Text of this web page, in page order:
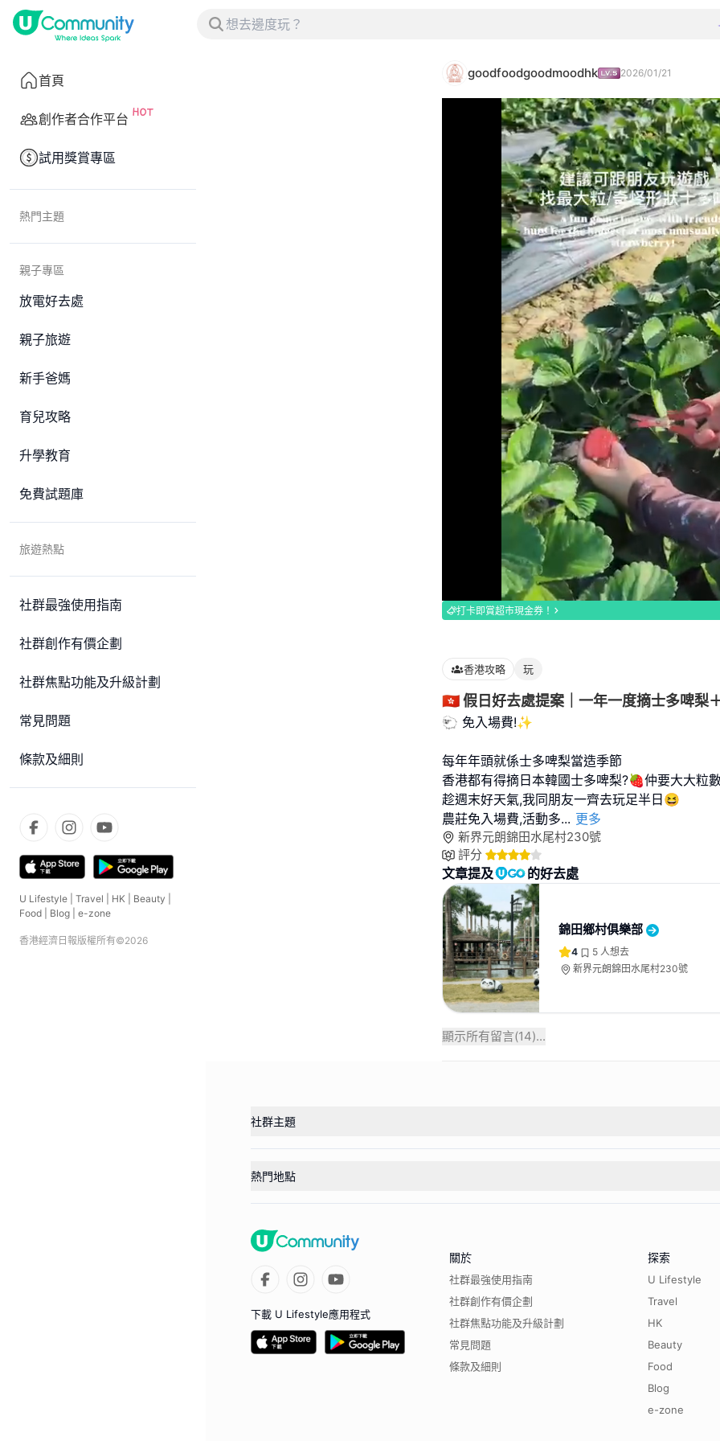
首頁
創作者合作平台
試用獎賞專區
熱門主題
親子專區
放電好去處
親子旅遊
新手爸媽
育兒攻略
升學教育
免費試題庫
旅遊熱點
社群最強使用指南
社群創作有價企劃
社群焦點功能及升級計劃
常見問題
條款及細則
U Lifestyle Travel HK Beauty
Food
Blog e-zone
香港經濟日報版權所有©2026
goodfoodgoodmoodhk 2026/01/21
Loaded:
100.00%
打卡即賞超市現金券！
香港攻略 玩
🇭🇰 假日好去處提案｜一年一度摘士多啤梨
🐑 免入場費!✨
每年年頭就係士多啤梨當造季節
香港都有得摘日本韓國士多啤梨?🍓仲要大大粒
趁週末好天氣,我同朋友一齊去玩足半日😆
農莊免入場費,活動多... 更多
新界元朗錦田水尾村230號
評分
文章提及 的好去處
錦田鄉村俱樂部
4 5 人想去
新界元朗錦田水尾村230號
顯示所有留言(14)...
社群主題
熱門地點
下載 U Lifestyle應用程式
關於
社群最強使用指南
社群創作有價企劃
社群焦點功能及升級計劃
常見問題
條款及細則
探索
U Lifestyle
Travel
HK
Beauty
Food
Blog
e-zone